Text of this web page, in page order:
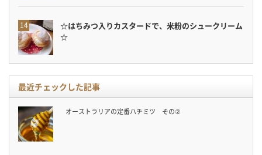
☆はちみつ入りカスタードで、米粉のシュークリーム
☆
最近チェックした記事
オーストラリアの定番ハチミツ その②